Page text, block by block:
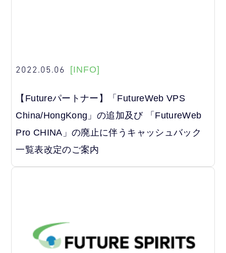
2022.05.06 [INFO]
【Futureパートナー】「FutureWeb VPS
China/HongKong」の追加及び 「FutureWeb
Pro CHINA」の廃止に伴うキャッシュバック
一覧表改定のご案内